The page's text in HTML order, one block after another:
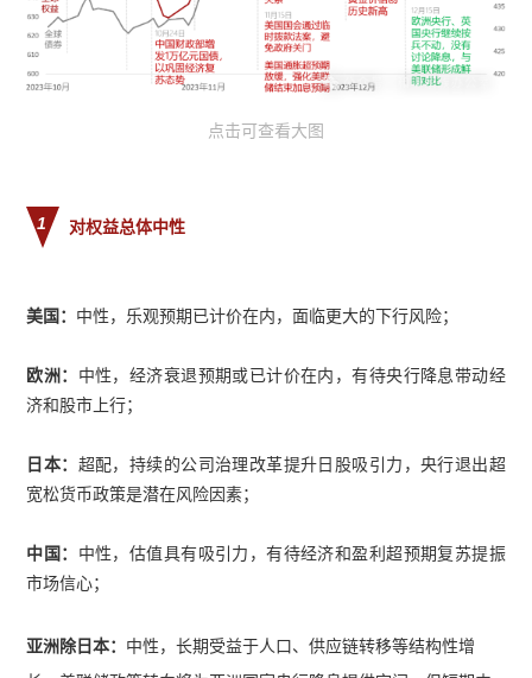
点击可查看大图
1 对权益总体中性
美国： 中性，乐观预期已计价在内，面临更大的下行风险；
欧洲： 中性，经济衰退预期或已计价在内，有待央行降息带动经
济和股市上行；
日本： 超配，持续的公司治理改革提升日股吸引力，央行退出超
宽松货币政策是潜在风险因素；
中国： 中性，估值具有吸引力，有待经济和盈利超预期复苏提振
市场信心；
亚洲除日本： 中性，长期受益于人口、供应链转移等结构性增